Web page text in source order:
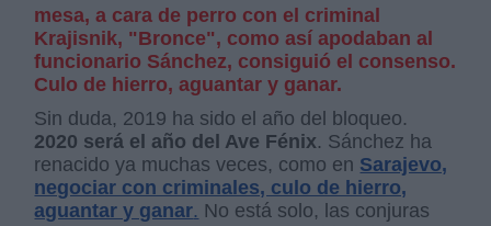
mesa, a cara de perro con el criminal
Krajisnik, "Bronce", como así apodaban al
funcionario Sánchez, consiguió el consenso.
Culo de hierro, aguantar y ganar.
Sin duda, 2019 ha sido el año del bloqueo.
2020 será el año del Ave Fénix. Sánchez ha
renacido ya muchas veces, como en Sarajevo,
negociar con criminales, culo de hierro,
aguantar y ganar. No está solo, las conjuras